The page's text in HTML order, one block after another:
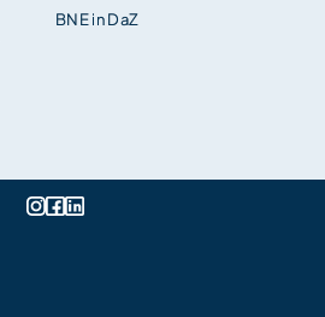
BNE in DaZ